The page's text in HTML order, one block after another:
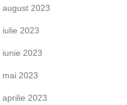
august 2023
iulie 2023
iunie 2023
mai 2023
aprilie 2023